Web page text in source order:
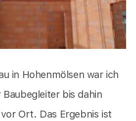
in Hohenmölsen war ich
bis dahin
vor Ort. Das Ergebnis ist